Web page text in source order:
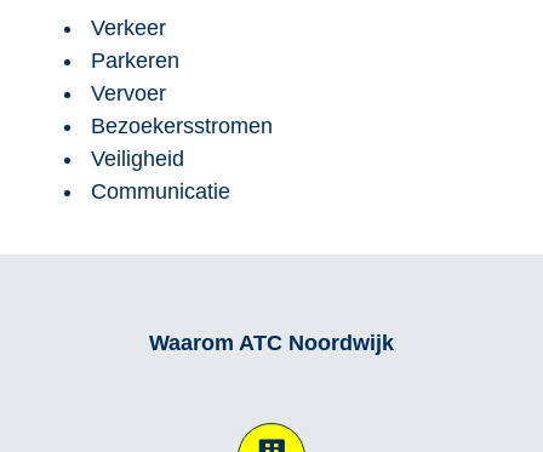
Verkeer
Parkeren
Vervoer
Bezoekersstromen
Veiligheid
Communicatie
Waarom ATC Noordwijk